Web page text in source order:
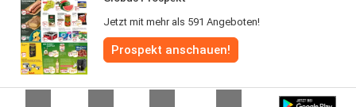
Jetzt mit mehr als 591 Angeboten!
Prospekt anschauen!
Alle Rechte vorbehalten © Prospektangebote.de 2026 |
|Allgemeine Geschäftsbedingungen Datenschutzerklärung